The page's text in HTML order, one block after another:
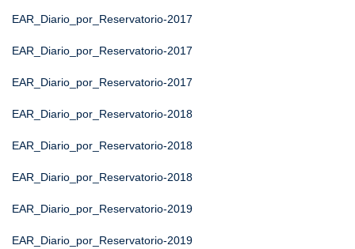
EAR_Diario_por_Reservatorio-2017
EAR_Diario_por_Reservatorio-2017
EAR_Diario_por_Reservatorio-2017
EAR_Diario_por_Reservatorio-2018
EAR_Diario_por_Reservatorio-2018
EAR_Diario_por_Reservatorio-2018
EAR_Diario_por_Reservatorio-2019
EAR_Diario_por_Reservatorio-2019